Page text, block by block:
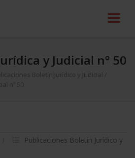
y Judicial nº 50
Boletín Jurídico y Judicial
nº 50
Publicaciones Boletín Jurídico y